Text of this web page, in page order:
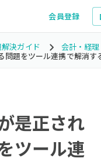
会員登録
決ガイド
会計・経
問題をツール連携で解消す
是正され
ツール連